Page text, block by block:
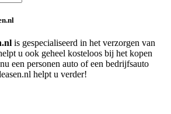
is gespecialiseerd in het verzorgen van
u ook geheel kosteloos bij het kopen
een personen auto of een bedrijfsauto
helpt u verder!